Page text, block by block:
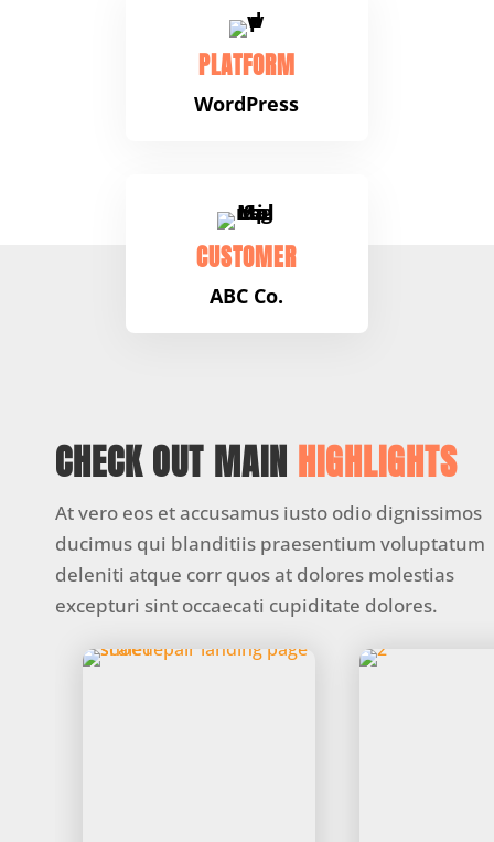
PLATFORM
WordPress
CUSTOMER
ABC Co.
CHECK OUT MAIN HIGHLIGHTS
At vero eos et accusamus iusto odio dignissimos
ducimus qui blanditiis praesentium voluptatum
deleniti atque corr quos at dolores molestias
excepturi sint occaecati cupiditate dolores.